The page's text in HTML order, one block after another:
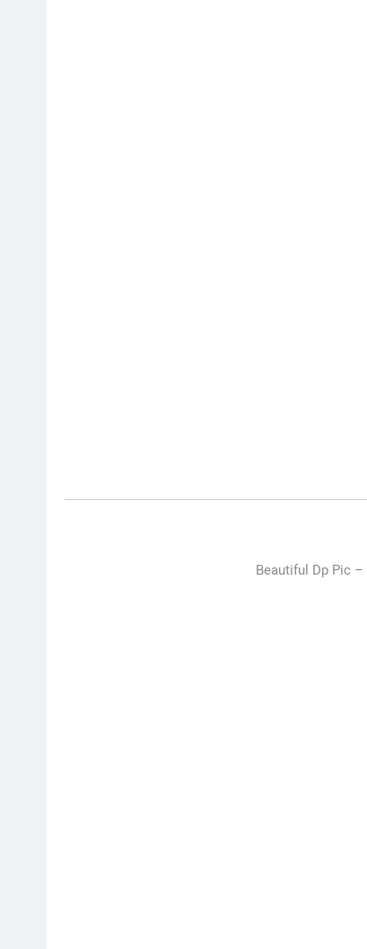
Beautiful Dp Pic –